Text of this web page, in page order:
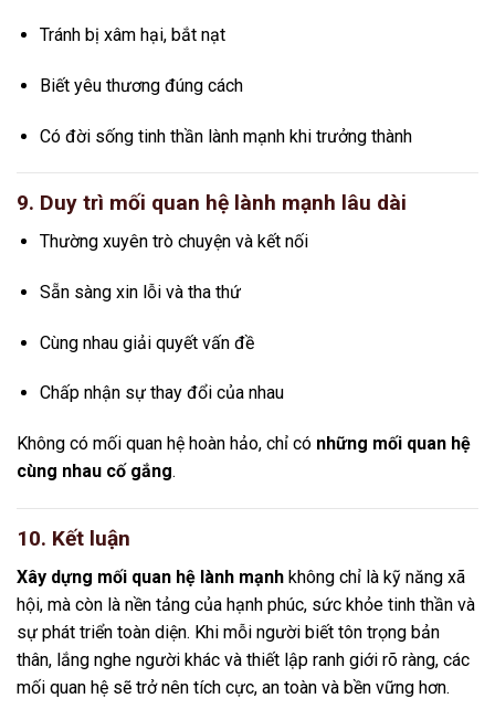
Tránh bị xâm hại, bắt nạt
Biết yêu thương đúng cách
Có đời sống tinh thần lành mạnh khi trưởng thành
9. Duy trì mối quan hệ lành mạnh lâu dài
Thường xuyên trò chuyện và kết nối
Sẵn sàng xin lỗi và tha thứ
Cùng nhau giải quyết vấn đề
Chấp nhận sự thay đổi của nhau
Không có mối quan hệ hoàn hảo, chỉ có những mối quan hệ
cùng nhau cố gắng.
10. Kết luận
Xây dựng mối quan hệ lành mạnh không chỉ là kỹ năng xã
hội, mà còn là nền tảng của hạnh phúc, sức khỏe tinh thần và
sự phát triển toàn diện. Khi mỗi người biết tôn trọng bản
thân, lắng nghe người khác và thiết lập ranh giới rõ ràng, các
mối quan hệ sẽ trở nên tích cực, an toàn và bền vững hơn.